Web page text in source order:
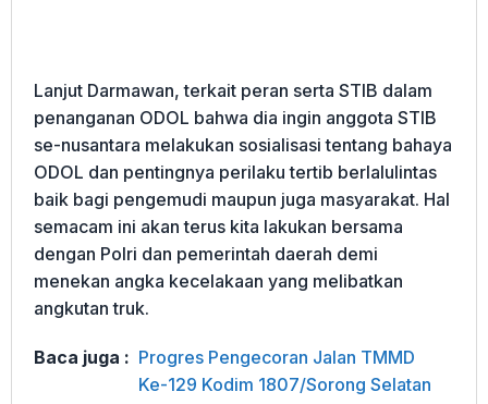
Lanjut Darmawan, terkait peran serta STIB dalam
penanganan ODOL bahwa dia ingin anggota STIB
se-nusantara melakukan sosialisasi tentang bahaya
ODOL dan pentingnya perilaku tertib berlalulintas
baik bagi pengemudi maupun juga masyarakat. Hal
semacam ini akan terus kita lakukan bersama
dengan Polri dan pemerintah daerah demi
menekan angka kecelakaan yang melibatkan
angkutan truk.
Baca juga : Progres Pengecoran Jalan TMMD
Ke-129 Kodim 1807/Sorong Selatan